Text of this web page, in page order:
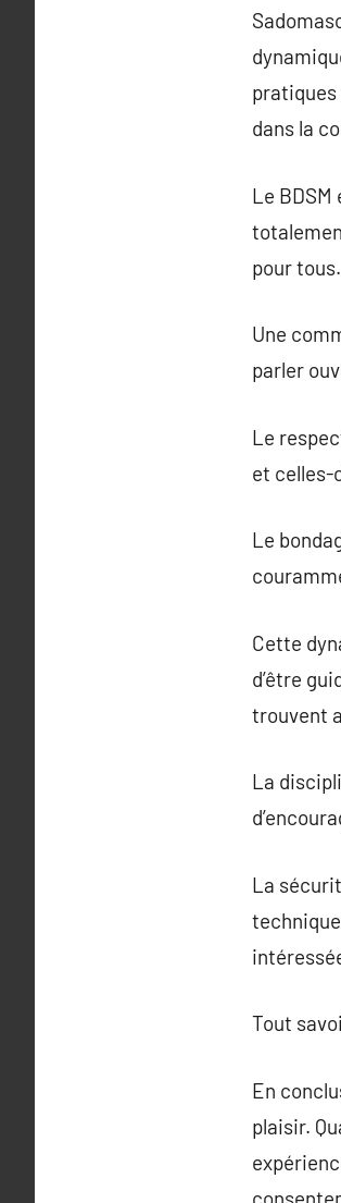
dans la
Le
pour tous.
Une
parler
Le
et celles-
Le
Cette
d’être
trouvent
La
La
Tout
En
plaisir.